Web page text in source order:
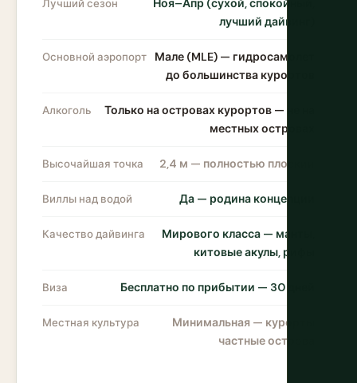
Лучший сезон
Ноя–Апр (сухой, спокойный,
лучший дайвинг)
Основной аэропорт
Мале (MLE) — гидросамолет
до большинства курортов
Алкоголь
Только на островах курортов — не на
местных островах
Высочайшая точка 2,4 м — полностью плоский
Виллы над водой Да — родина концепции
Качество дайвинга
Мирового класса — манты,
китовые акулы, рифы
Виза Бесплатно по прибытии — 30 дней
Местная культура
Минимальная — курорты
частные острова